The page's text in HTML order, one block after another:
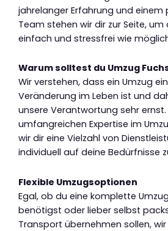
jahrelanger Erfahrung und einem
Team stehen wir dir zur Seite, um
einfach und stressfrei wie
Warum solltest du Umzug
Wir verstehen, dass ein Umzug
Veränderung im Leben ist und
unsere Verantwortung sehr ernst.
umfangreichen Expertise im
wir dir eine Vielzahl von
individuell auf deine Bedürfnisse
Flexible Umzugsoptionen
Egal, ob du eine komplette
benötigst oder lieber selbst
Transport übernehmen sollen,